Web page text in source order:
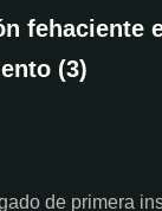
fehaciente
(3)
de primera